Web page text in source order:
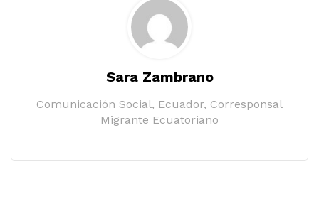
Sara Zambrano
Comunicación Social, Ecuador, Corresponsal
Migrante Ecuatoriano